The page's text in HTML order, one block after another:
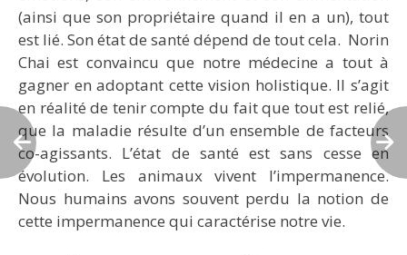
(ainsi que son propriétaire quand il en a un), tout
est lié. Son état de santé dépend de tout cela. Norin
Chai est convaincu que notre médecine a tout à
gagner en adoptant cette vision holistique. Il s’agit
en réalité de tenir compte du fait que tout est relié,
que la maladie résulte d’un ensemble de facteurs
co-agissants. L’état de santé est sans cesse en
évolution. Les animaux vivent l’impermanence.
Nous humains avons souvent perdu la notion de
cette impermanence qui caractérise notre vie.